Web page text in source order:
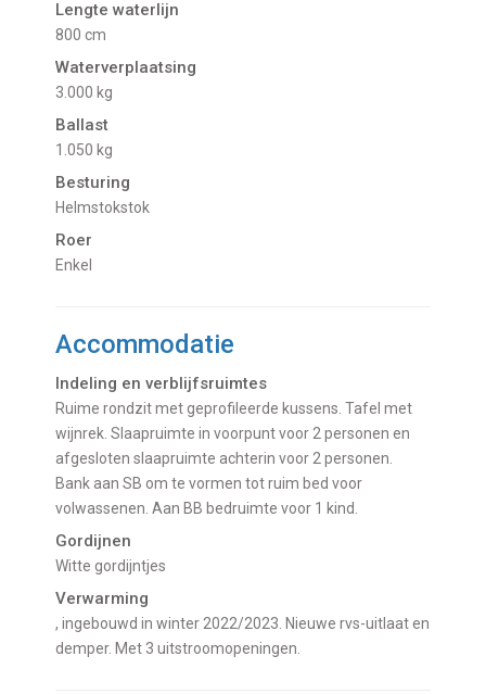
Lengte waterlijn
800 cm
Waterverplaatsing
3.000 kg
Ballast
1.050 kg
Besturing
Helmstokstok
Roer
Enkel
Accommodatie
Indeling en verblijfsruimtes
Ruime rondzit met geprofileerde kussens. Tafel met
wijnrek. Slaapruimte in voorpunt voor 2 personen en
afgesloten slaapruimte achterin voor 2 personen.
Bank aan SB om te vormen tot ruim bed voor
volwassenen. Aan BB bedruimte voor 1 kind.
Gordijnen
Witte gordijntjes
Verwarming
, ingebouwd in winter 2022/2023. Nieuwe rvs-uitlaat en
demper. Met 3 uitstroomopeningen.